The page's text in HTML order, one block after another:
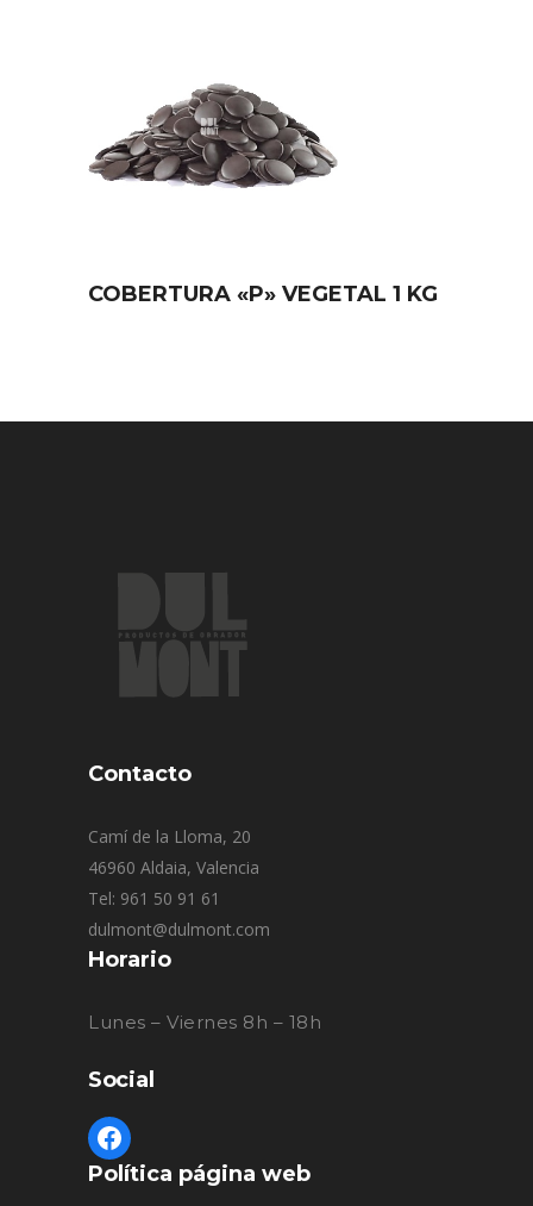
COBERTURA «P» VEGETAL 1 KG
Contacto
Camí de la Lloma, 20
46960 Aldaia, Valencia
Tel: 961 50 91 61
dulmont@dulmont.com
Horario
Lunes – Viernes 8h – 18h
Social
Política página web